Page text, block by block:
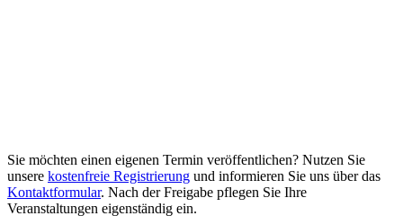
Sie möchten einen eigenen Termin veröffentlichen? Nutzen Sie
unsere kostenfreie Registrierung und informieren Sie uns über das
Kontaktformular. Nach der Freigabe pflegen Sie Ihre
Veranstaltungen eigenständig ein.